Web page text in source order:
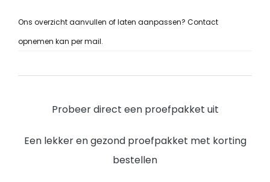
Ons overzicht aanvullen of laten aanpassen? Contact
opnemen kan per mail.
Probeer direct een proefpakket uit
Een lekker en gezond proefpakket met korting
bestellen